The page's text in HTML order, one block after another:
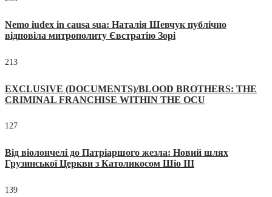
Nemo iudex in causa sua: Наталія Шевчук публічно
відповіла митрополиту Євстратію Зорі
213
EXCLUSIVE (DOCUMENTS)/BLOOD BROTHERS: THE
CRIMINAL FRANCHISE WITHIN THE OCU
127
Від віолончелі до Патріаршого жезла: Новий шлях
Грузинської Церкви з Католикосом Шіо III
139